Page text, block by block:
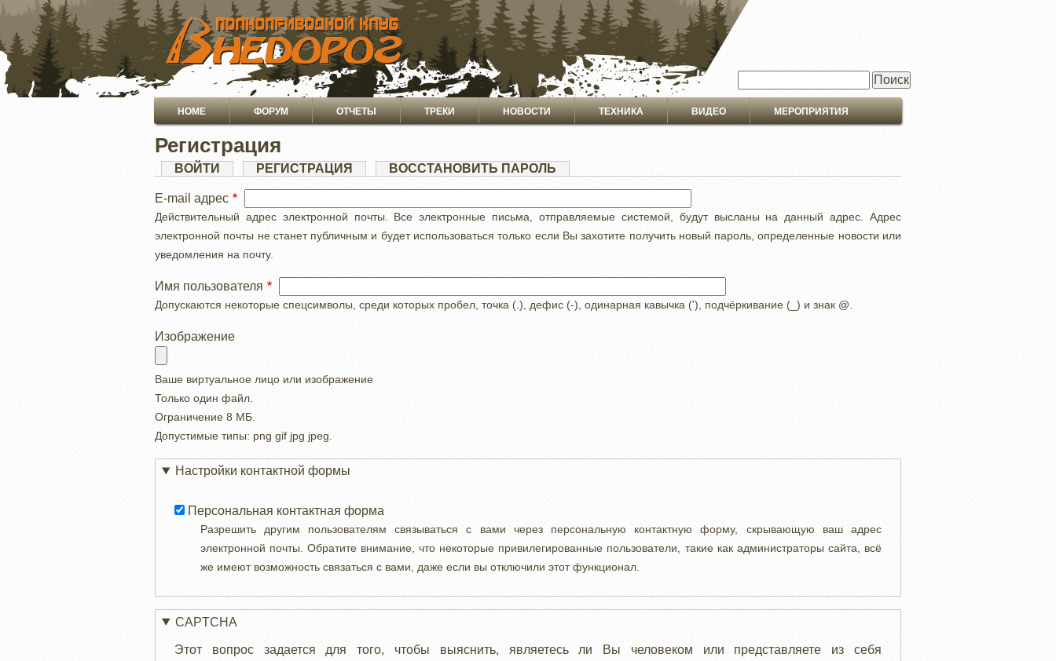
ПЕРЕЙТИ
ОСНОВНОМУ
СОДЕРЖАНИЮ
Основная
навигация
HOME ФОРУМ ОТЧЕТЫ ТРЕКИ НОВОСТИ ТЕХНИКА ВИДЕО МЕРОПРИЯТИЯ
Регистрация
Главные
вкладки
ВОЙТИ РЕГИСТРАЦИЯ
(АКТИВНАЯ
ВОССТАНОВИТЬ ПАРОЛЬ
E-mail адрес
Действительный адрес электронной почты. Все электронные письма, отправляемые системой, будут высланы на данный адрес. Адрес
электронной почты не станет публичным и будет использоваться только если Вы захотите получить новый пароль, определенные новости или
уведомления на почту.
Имя пользователя
Допускаются некоторые спецсимволы, среди которых пробел, точка (.), дефис (-), одинарная кавычка ('), подчёркивание (_) и знак @.
Изображение
Ваше виртуальное лицо или изображение
Только один файл.
Ограничение 8 МБ.
Допустимые типы: png gif jpg jpeg.
Настройки контактной формы
Персональная контактная форма
Разрешить другим пользователям связываться с вами через персональную контактную форму, скрывающую ваш адрес
электронной почты. Обратите внимание, что некоторые привилегированные пользователи, такие как администраторы сайта, всё
же имеют возможность связаться с вами, даже если вы отключили этот функционал.
CAPTCHA
Этот вопрос задается для того, чтобы выяснить, являетесь ли Вы человеком или представляете из себя